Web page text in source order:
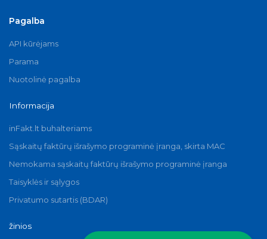
Pagalba
API kūrėjams
Parama
Nuotolinė pagalba
Informacija
inFakt.lt buhalteriams
Sąskaitų faktūrų išrašymo programinė įranga, skirta MAC
Nemokama sąskaitų faktūrų išrašymo programinė įranga
Taisyklės ir sąlygos
Privatumo sutartis (BDAR)
žinios